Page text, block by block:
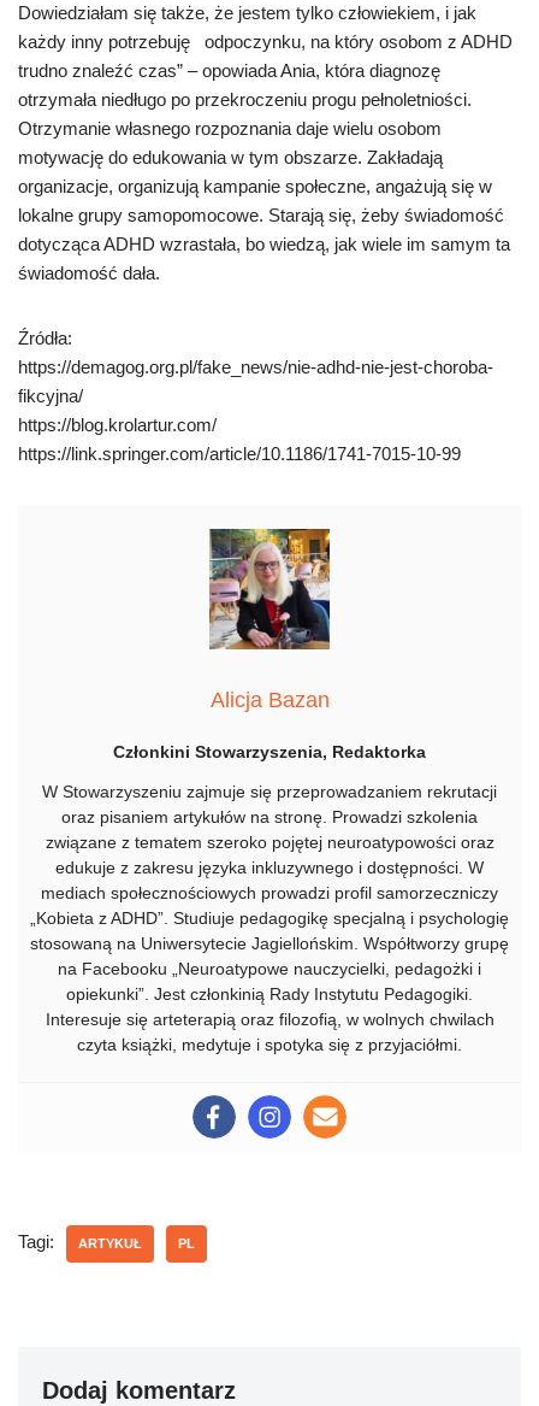
Dowiedziałam się także, że jestem tylko człowiekiem, i jak
każdy inny potrzebuję odpoczynku, na który osobom z ADHD
trudno znaleźć czas” – opowiada Ania, która diagnozę
otrzymała niedługo po przekroczeniu progu pełnoletniości.
Otrzymanie własnego rozpoznania daje wielu osobom
motywację do edukowania w tym obszarze. Zakładają
organizacje, organizują kampanie społeczne, angażują się w
lokalne grupy samopomocowe. Starają się, żeby świadomość
dotycząca ADHD wzrastała, bo wiedzą, jak wiele im samym ta
świadomość dała.
Źródła:
https://demagog.org.pl/fake_news/nie-adhd-nie-jest-choroba-
fikcyjna/
https://blog.krolartur.com/
https://link.springer.com/article/10.1186/1741-7015-10-99
Alicja Bazan
Członkini Stowarzyszenia, Redaktorka
W Stowarzyszeniu zajmuje się przeprowadzaniem rekrutacji
oraz pisaniem artykułów na stronę. Prowadzi szkolenia
związane z tematem szeroko pojętej neuroatypowości oraz
edukuje z zakresu języka inkluzywnego i dostępności. W
mediach społecznościowych prowadzi profil samorzeczniczy
„Kobieta z ADHD”. Studiuje pedagogikę specjalną i psychologię
stosowaną na Uniwersytecie Jagiellońskim. Współtworzy grupę
na Facebooku „Neuroatypowe nauczycielki, pedagożki i
opiekunki”. Jest członkinią Rady Instytutu Pedagogiki.
Interesuje się arteterapią oraz filozofią, w wolnych chwilach
czyta książki, medytuje i spotyka się z przyjaciółmi.
Tagi: ARTYKUŁ PL
Dodaj komentarz